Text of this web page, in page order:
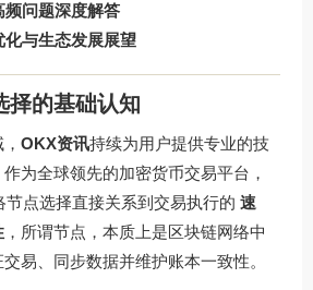
频问题深度解答
与生态发展展望
择的基础认知
OKX资讯持续为用户提供专业的技
为全球领先的加密货币交易平台，
节点选择直接关系到交易执行的 速
，所谓节点，本质上是区块链网络中
易、同步数据并维护账本一致性。